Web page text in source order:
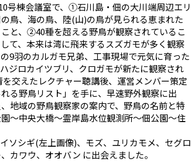
号棟会議室で、①石川島・佃の大川端周辺エリ
鳥、海の鳥、陸(山)の鳥が見られる恵まれた
と、②40種を超える野鳥が観察されているこ
て、本来は湾に飛来するスズガモが多く観察
9羽のカルガモ兄弟、工事現場で元気に育った
ジロカイツブリ、クロガモが新たに観察され
交えたレクチャー聴講後、運営メンバー策定
る野鳥リスト」を手に、早速野外観察に出
地域の野鳥観察家の案内で、野鳥の名前と特
～中央大橋～霊岸島水位観測所～佃公園～住
ます。
ソシギ(左上画像)、モズ、ユリカモメ、セグロ
カワウ、オオバン に出会えました。